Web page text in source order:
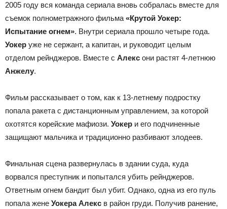
2005 году вся команда сериала вновь собралась вместе для
съемок полнометражного фильма«Крутой Уокер:
Испытание огнем». Внутри сериала прошло четыре года.
Уокер уже не сержант, а капитан, и руководит целым
отделом рейнджеров. Вместе с Алекс они растят 4-летнюю
Анжелу.
Фильм рассказывает о том, как к 13-летнему подростку
попала ракета с дистанционным управлением, за которой
охотятся корейские мафиози. Уокер и его подчиненные
защищают мальчика и традиционно разбивают злодеев.
Финальная сцена развернулась в здании суда, куда
ворвался преступник и попытался убить рейнджеров.
Ответным огнем бандит был убит. Однако, одна из его пуль
попала жене Уокера Алекс в район груди. Получив ранение,